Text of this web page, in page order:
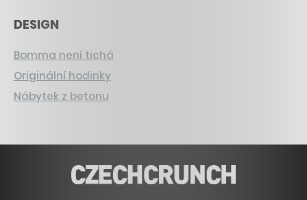
DESIGN
Bomma není tichá
Originální hodinky
Nábytek z betonu